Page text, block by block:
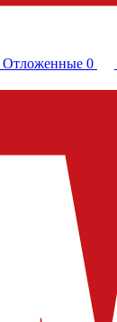
Отложенные 0